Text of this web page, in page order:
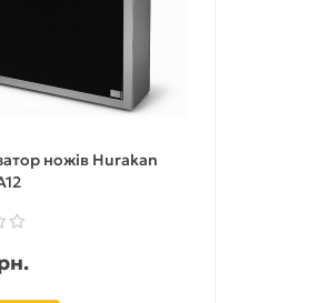
ножів Hurakan